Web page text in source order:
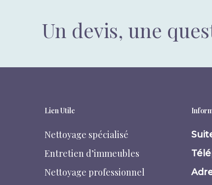
Un devis, une
Lien Utile
Nettoyage spécialisé
Entretien d’immeubles
Nettoyage professionnel